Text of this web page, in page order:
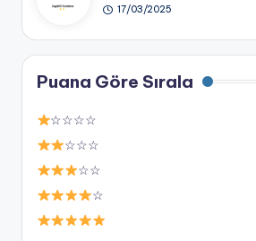
17/03/2025
Puana Göre Sırala
☆☆☆☆
☆☆☆
☆☆
☆